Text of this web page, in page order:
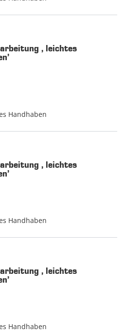
, leichtes
Handhaben
, leichtes
Handhaben
, leichtes
Handhaben